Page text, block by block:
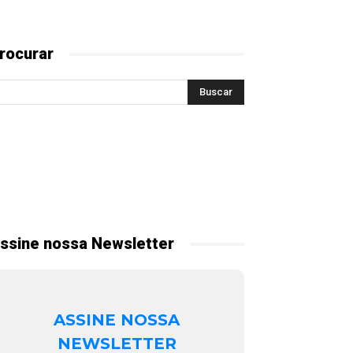
nossa Newsletter
ASSINE NOSSA
NEWSLETTER